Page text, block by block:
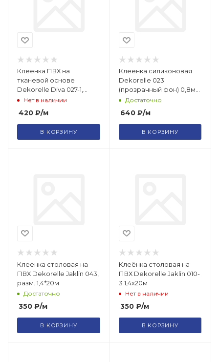
Клеенка ПВХ на
тканевой основе
Dekorelle Diva 027-1,
разм. 1,4х20м
Нет в наличии
420 ₽/м
В КОРЗИНУ
Клеенка силиконовая
Dekorelle 023
(прозрачный фон) 0,8м
*20Достаточно
640₽/м
В КОРЗИНУ
Клеенка cтоловая на
ПВХ Dekorelle Jaklin 043,
разм. 1,4*20м
Достаточно
350 ₽/м
В КОРЗИНУ
Клеёнка столовая на
ПВХ Dekorelle Jaklin 010-
3 1,4х20м
Нет в наличии
350₽/м
В КОРЗИНУ